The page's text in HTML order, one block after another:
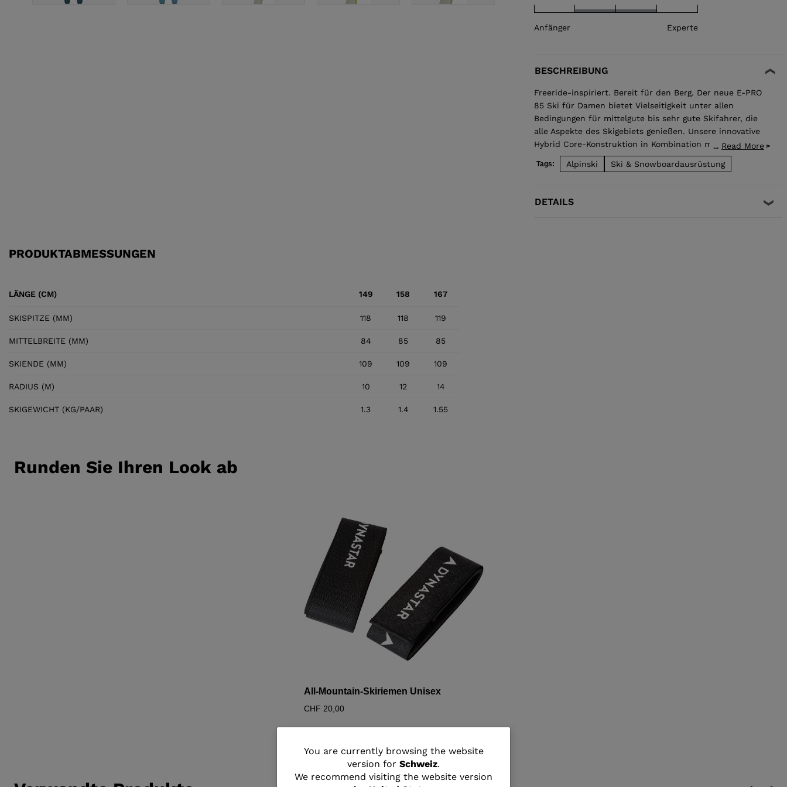
You
are
You are currently browsing the website
version for Schweiz.
We recommend visiting the website version
Anfänger Experte
BESCHREIBUNG
Freeride-inspiriert. Bereit für den Berg. Der neue E-PRO
85 Ski für Damen bietet Vielseitigkeit unter allen
Bedingungen für mittelgute bis sehr gute Skifahrer, die
alle Aspekte des Skigebiets genießen. Unsere innovative
Hybrid Core-Konstruktion in Kombination mit Rocket
Frame Ti Inserts sorgt für zusätzliche Stabilität, die sich
in einem geschmeidigen Ride zeigt, inklusive
... Read More
Tags: Alpinski Ski & Snowboardausrüstung
DETAILS
PRODUKTABMESSUNGEN
LÄNGE (CM) 149 158 167
SKISPITZE (MM) 118 118 119
MITTELBREITE (MM) 84 85 85
SKIENDE (MM) 109 109 109
RADIUS (M) 10 12 14
SKIGEWICHT (KG/PAAR) 1.3 1.4 1.55
Runden Sie Ihren Look ab
All-Mountain-Skiriemen Unisex
CHF 20,00